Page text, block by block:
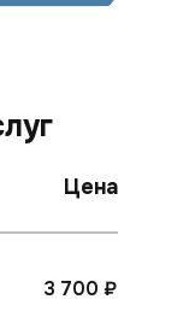
Цена
3 700 ₽